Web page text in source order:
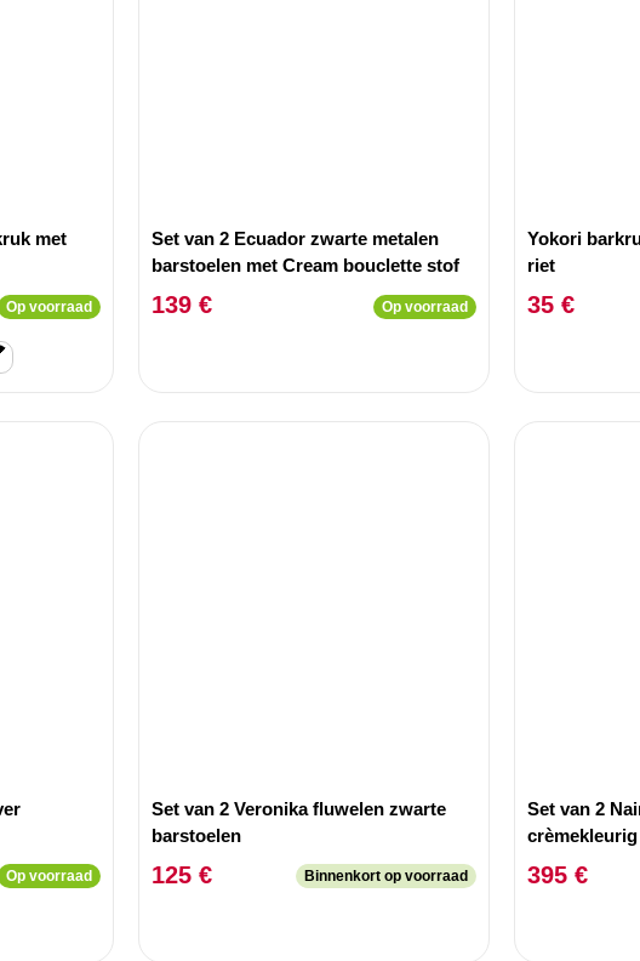
met
Op voorraad
Set van 2 Ecuador zwarte metalen
barstoelen met Cream bouclette stof
139 € Op voorraad
Yokori
riet
35 €
Op voorraad
Set van 2 Veronika fluwelen zwarte
barstoelen
125 € Binnenkort op voorraad
Set van 2
metaal
395 €